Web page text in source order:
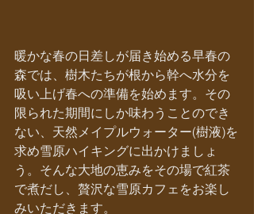
暖かな春の日差しが届き始める早春の
森では、樹木たちが根から幹へ水分を
吸い上げ春への準備を始めます。その
限られた期間にしか味わうことのでき
ない、天然メイプルウォーター(樹液)を
求め雪原ハイキングに出かけましょ
う。そんな大地の恵みをその場で紅茶
で煮だし、贅沢な雪原カフェをお楽し
みいただきます。